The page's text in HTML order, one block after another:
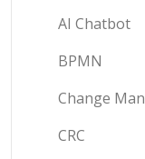
AI Chatbot
BPMN
Change
CRC